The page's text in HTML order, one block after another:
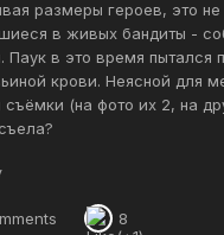
размеры героев, это
в живых бандиты -
Паук в это время пытался
крови. Неясной для
съёмки (на фото их 2, на
8